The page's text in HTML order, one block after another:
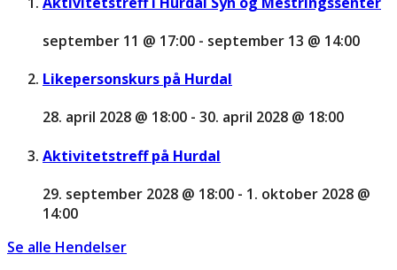
september 11 @ 17:00 - september 13 @ 14:00
Likepersonskurs på Hurdal
28. april 2028 @ 18:00 - 30. april 2028 @ 18:00
Aktivitetstreff på Hurdal
29. september 2028 @ 18:00 - 1. oktober 2028 @
14:00
Se alle Hendelser